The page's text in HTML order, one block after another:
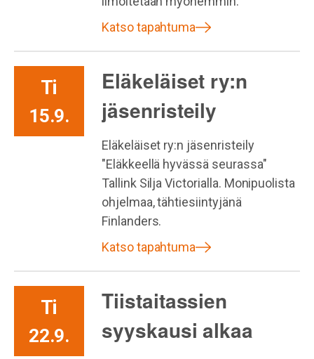
Katso tapahtuma
Ti
15.9.
Eläkeläiset ry:n
jäsenristeily
Eläkeläiset ry:n jäsenristeily
"Eläkkeellä hyvässä seurassa"
Tallink Silja Victorialla. Monipuolista
ohjelmaa, tähtiesiintyjänä
Finlanders.
Katso tapahtuma
Ti
22.9.
Tiistaitassien
syyskausi alkaa